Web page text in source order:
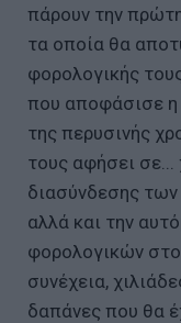
πάρουν την
τα οποία θα
φορολογικής
που αποφάσισε η
της περυσινής
τους αφήσει
διασύνδεσης των
αλλά και την
φορολογικών
συνέχεια,
δαπάνες που θα